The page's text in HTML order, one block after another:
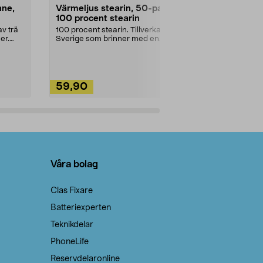
trä
Värmeljus stearin, 50-pack,
100 procent stearin
100 procent stearin. Tillverkade i
Sverige som brinner med en
59,90
Våra bolag
Clas Fixare
Batteriexperten
Teknikdelar
PhoneLife
Reservdelaronline